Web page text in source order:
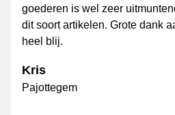
goederen is wel zeer
dit soort artikelen. Grote dank
heel blij.
Kris
Pajottegem